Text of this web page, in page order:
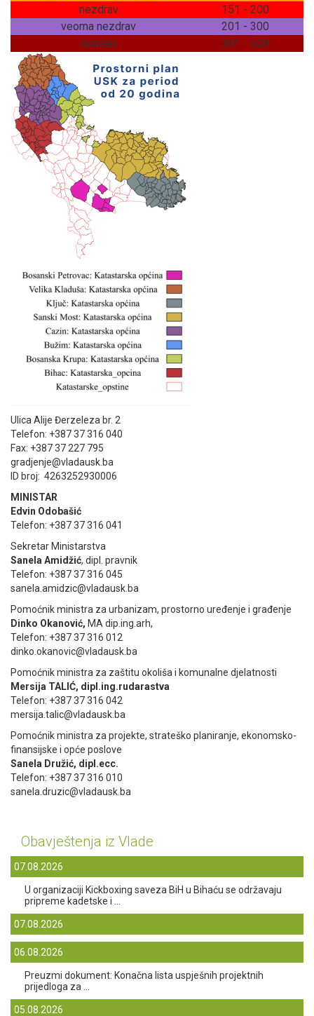
nezdrav
151 - 200
veoma nezdrav
201 - 300
opasan
301 - 500
Ulica Alije Đerzeleza br. 2
Telefon: +387 37 316 040
Fax: +387 37 227 795
gradjenje@vladausk.ba
ID broj: 4263252930006
MINISTAR
Edvin Odobašić
Telefon: +387 37 316 041
Sekretar Ministarstva
Sanela Amidžić, dipl. pravnik
Telefon: +387 37 316 045
sanela.amidzic@vladausk.ba
Pomoćnik ministra za urbanizam, prostorno uređenje i građenje
Dinko Okanović, MA dip.ing.arh,
Telefon: +387 37 316 012
dinko.okanovic@vladausk.ba
Pomoćnik ministra za zaštitu okoliša i komunalne djelatnosti
Mersija TALIĆ, dipl.ing.rudarastva
Telefon: +387 37 316 042
mersija.talic@vladausk.ba
Pomoćnik ministra za projekte, strateško planiranje, ekonomsko-
finansijske i opće poslove
Sanela Družić, dipl.ecc.
Telefon: +387 37 316 010
sanela.druzic@vladausk.ba
Obavještenja iz Vlade
07.08.2026
U organizaciji Kickboxing saveza BiH u Bihaću se održavaju
pripreme kadetske i ...
07.08.2026
06.08.2026
Preuzmi dokument: Konačna lista uspješnih projektnih
prijedloga za ...
05.08.2026